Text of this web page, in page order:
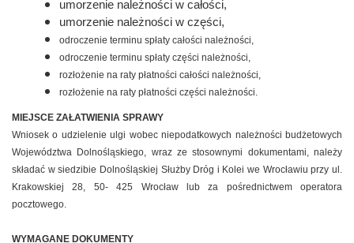
umorzenie należności w całości,
umorzenie należności w części,
odroczenie terminu spłaty całości należności,
odroczenie terminu spłaty części należności,
rozłożenie na raty płatności całości należności,
rozłożenie na raty płatności części należności.
MIEJSCE ZAŁATWIENIA SPRAWY
Wniosek o udzielenie ulgi wobec niepodatkowych należności budżetowych
Województwa Dolnośląskiego, wraz ze stosownymi dokumentami, należy
składać w siedzibie Dolnośląskiej Służby Dróg i Kolei we Wrocławiu przy ul.
Krakowskiej 28, 50- 425 Wrocław lub za pośrednictwem operatora
pocztowego.
WYMAGANE DOKUMENTY